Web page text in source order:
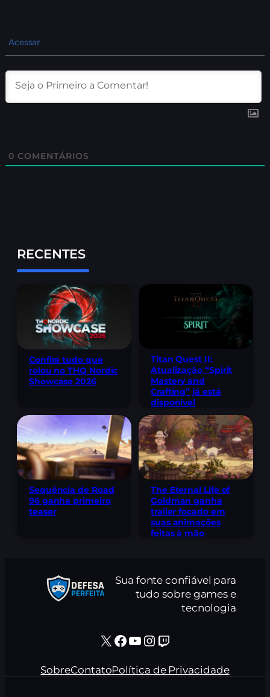
Acessar
0 COMENTÁRIOS
RECENTES
Confira tudo que
rolou no THQ Nordic
Showcase 2026
Titan Quest II:
Atualização “Spirit
Mastery and
Crafting” já está
disponível
Sequência de Road
96 ganha primeiro
teaser
The Eternal Life of
Goldman ganha
trailer focado em
suas animações
feitas à mão
Sua fonte confiável para
tudo sobre games e
tecnologia
X Facebook Youtube Instagram Twitch
SobreContatoPolítica de Privacidade